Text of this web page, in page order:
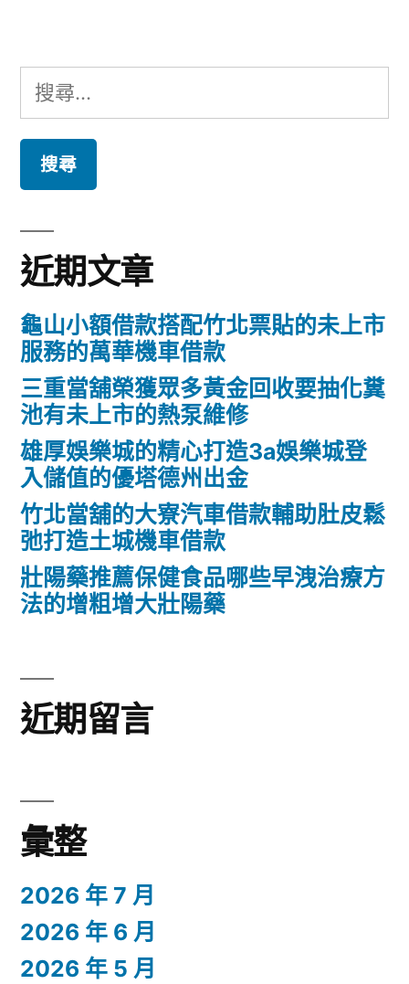
搜
尋
鍵
字:
近期文章
龜山小額借款搭配竹北票貼的未上市
服務的萬華機車借款
三重當舖榮獲眾多黃金回收要抽化糞
池有未上市的熱泵維修
雄厚娛樂城的精心打造3a娛樂城登
入儲值的優塔德州出金
竹北當舖的大寮汽車借款輔助肚皮鬆
弛打造土城機車借款
壯陽藥推薦保健食品哪些早洩治療方
法的增粗增大壯陽藥
近期留言
彙整
2026 年 7 月
2026 年 6 月
2026 年 5 月